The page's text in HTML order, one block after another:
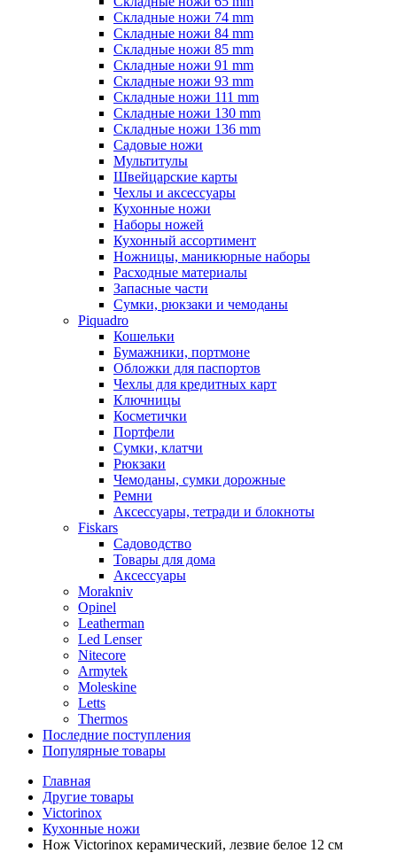
Складные ножи 74 mm
Складные ножи 84 mm
Складные ножи 85 mm
Складные ножи 91 mm
Складные ножи 93 mm
Складные ножи 111 mm
Складные ножи 130 mm
Складные ножи 136 mm
Садовые ножи
Мультитулы
Швейцарские карты
Чехлы и аксессуары
Кухонные ножи
Наборы ножей
Кухонный ассортимент
Ножницы, маникюрные наборы
Расходные материалы
Запасные части
Сумки, рюкзаки и чемоданы
Piquadro
Кошельки
Бумажники, портмоне
Обложки для паспортов
Чехлы для кредитных карт
Ключницы
Косметички
Портфели
Сумки, клатчи
Рюкзаки
Чемоданы, сумки дорожные
Ремни
Аксессуары, тетради и блокноты
Fiskars
Садоводство
Товары для дома
Аксессуары
Morakniv
Opinel
Leatherman
Led Lenser
Nitecore
Armytek
Moleskine
Letts
Thermos
Последние поступления
Популярные товары
Главная
Другие товары
Victorinox
Кухонные ножи
Нож Victorinox керамический, лезвие белое 12 см